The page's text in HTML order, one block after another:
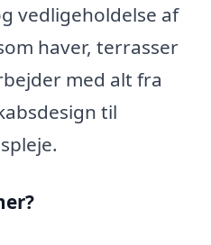
vedligeholdelse af
haver, terrasser
med alt fra
til